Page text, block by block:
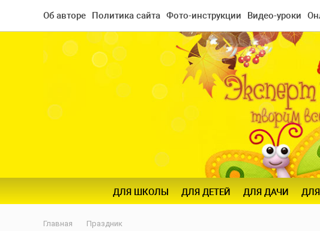
Об авторе Политика сайта Фото-инструкции Видео-уроки
ДЛЯ ШКОЛЫ ДЛЯ ДЕТЕЙ ДЛЯ ДАЧИ
Главная Праздник